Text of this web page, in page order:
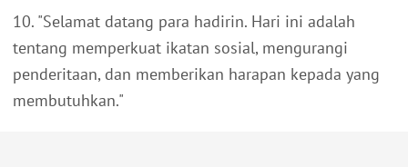
10. "Selamat datang para hadirin. Hari ini adalah
tentang memperkuat ikatan sosial, mengurangi
penderitaan, dan memberikan harapan kepada yang
membutuhkan."